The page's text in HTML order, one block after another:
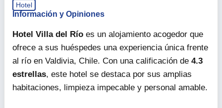
Hotel
Información y Opiniones
Hotel Villa del Río es un alojamiento acogedor que
ofrece a sus huéspedes una experiencia única frente
al río en Valdivia, Chile. Con una calificación de 4.3
estrellas, este hotel se destaca por sus amplias
habitaciones, limpieza impecable y personal amable.